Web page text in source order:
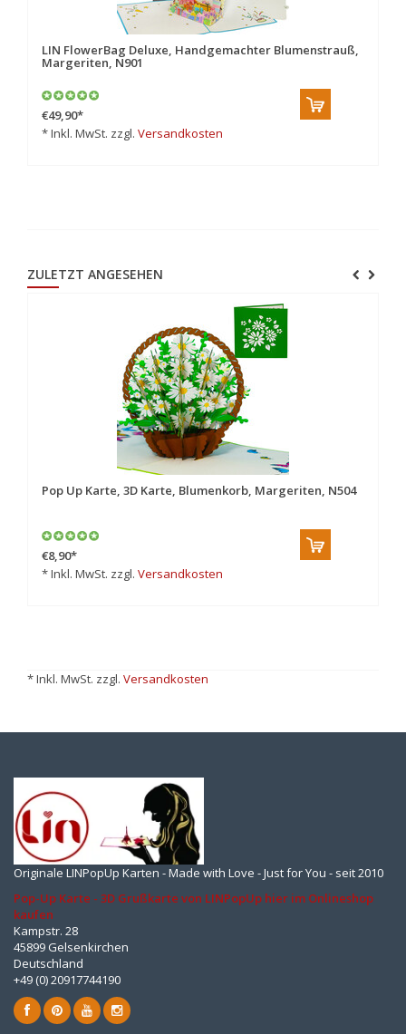
LIN FlowerBag Deluxe, Handgemachter Blumenstrauß,
Margeriten, N901
€49,90*
* Inkl. MwSt. zzgl. Versandkosten
ZULETZT ANGESEHEN
Pop Up Karte, 3D Karte, Blumenkorb, Margeriten, N504
€8,90*
* Inkl. MwSt. zzgl. Versandkosten
* Inkl. MwSt. zzgl. Versandkosten
Originale LINPopUp Karten - Made with Love - Just for You - seit 2010
Pop-Up Karte - 3D Grußkarte von LINPopUp hier im Onlineshop
kaufen
Kampstr. 28
45899 Gelsenkirchen
Deutschland
+49 (0) 20917744190